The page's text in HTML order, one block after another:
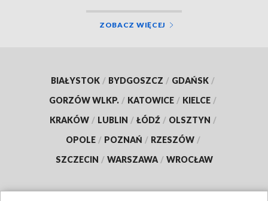
ZOBACZ WIĘCEJ
BIAŁYSTOK / BYDGOSZCZ / GDAŃSK /
GORZÓW WLKP. / KATOWICE / KIELCE /
KRAKÓW / LUBLIN / ŁÓDŹ / OLSZTYN /
OPOLE / POZNAŃ / RZESZÓW /
SZCZECIN / WARSZAWA / WROCŁAW